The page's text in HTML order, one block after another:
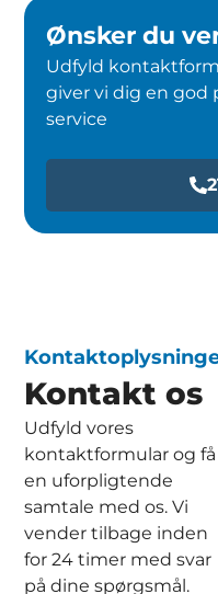
Ønsker du
Udfyld
giver vi dig en god
service
Kontakt os
Udfyld vores
kontaktformular og få
en uforpligtende
samtale med os. Vi
vender tilbage inden
for 24 timer med svar
på dine spørgsmål.